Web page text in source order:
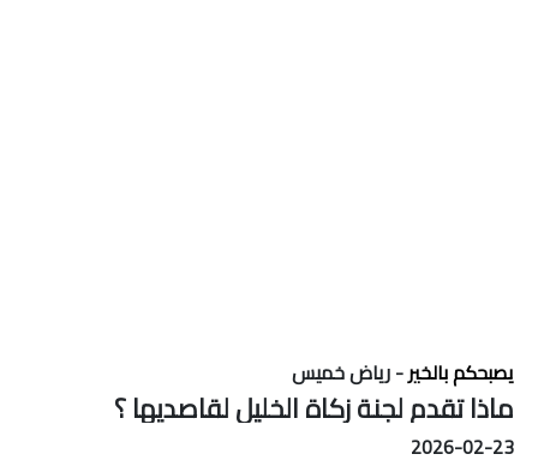
يصبحكم بالخير- رياض خميس
ماذا تقدم لجنة زكاة الخليل لقاصديها ؟
2026-02-23